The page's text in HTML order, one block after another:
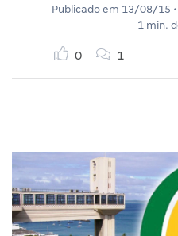
Publicado em 13/08/15
1 min.
0 1